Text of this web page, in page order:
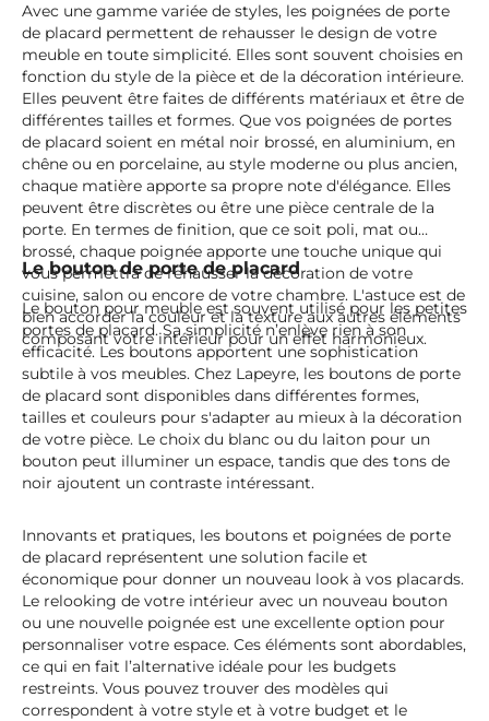
Avec une gamme variée de styles, les poignées de porte
de placard permettent de rehausser le design de votre
meuble en toute simplicité. Elles sont souvent choisies en
fonction du style de la pièce et de la décoration intérieure.
Elles peuvent être faites de différents matériaux et être de
différentes tailles et formes. Que vos poignées de portes
de placard soient en métal noir brossé, en aluminium, en
chêne ou en porcelaine, au style moderne ou plus ancien,
chaque matière apporte sa propre note d'élégance. Elles
peuvent être discrètes ou être une pièce centrale de la
porte. En termes de finition, que ce soit poli, mat ou
brossé, chaque poignée apporte une touche unique qui
vous permettra de rehausser la décoration de votre
cuisine, salon ou encore de votre chambre. L'astuce est de
bien accorder la couleur et la texture aux autres éléments
composant votre intérieur pour un effet harmonieux.
Le bouton de porte de placard
Le bouton pour meuble est souvent utilisé pour les petites
portes de placard. Sa simplicité n’enlève rien à son
efficacité. Les boutons apportent une sophistication
subtile à vos meubles. Chez Lapeyre, les boutons de porte
de placard sont disponibles dans différentes formes,
tailles et couleurs pour s'adapter au mieux à la décoration
de votre pièce. Le choix du blanc ou du laiton pour un
bouton peut illuminer un espace, tandis que des tons de
noir ajoutent un contraste intéressant.
Innovants et pratiques, les boutons et poignées de porte
de placard représentent une solution facile et
économique pour donner un nouveau look à vos placards.
Le relooking de votre intérieur avec un nouveau bouton
ou une nouvelle poignée est une excellente option pour
personnaliser votre espace. Ces éléments sont abordables,
ce qui en fait l’alternative idéale pour les budgets
restreints. Vous pouvez trouver des modèles qui
correspondent à votre style et à votre budget et le